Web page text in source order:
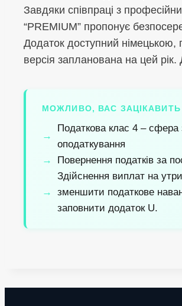
Завдяки співпраці з
“PREMIUM” пропонує
Додаток доступний німецькою,
версія запланована на цей
МОЖЛИВО, ВАС ЗАЦІКАВИТЬ
Податкова клас 4 – сфера
оподаткування
Повернення податків за
Здійснення виплат на
зменшити податкове
заповнити додаток U.